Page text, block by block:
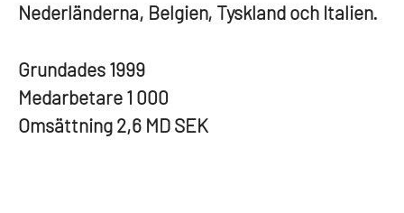
Nederländerna, Belgien, Tyskland och Italien.
Grundades 1999
Medarbetare 1 000
Omsättning 2,6 MD SEK